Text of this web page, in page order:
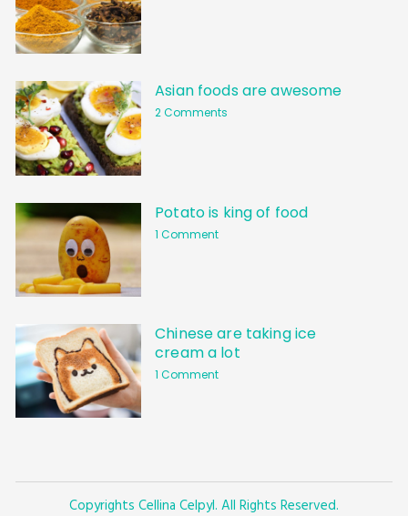
Asian foods are awesome
2 Comments
Potato is king of food
1 Comment
Chinese are taking ice
cream a lot
1 Comment
Copyrights Cellina Celpyl. All Rights Reserved.